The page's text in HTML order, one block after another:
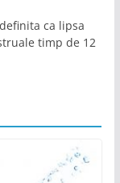
ca lipsa
timp de 12